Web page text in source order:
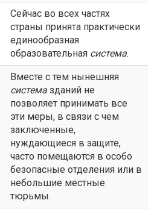
Сейчас во всех частях
страны принята практически
единообразная
образовательная система.
Вместе с тем нынешняя
система зданий не
позволяет принимать все
эти меры, в связи с чем
заключенные,
нуждающиеся в защите,
часто помещаются в особо
безопасные отделения или в
небольшие местные
тюрьмы.